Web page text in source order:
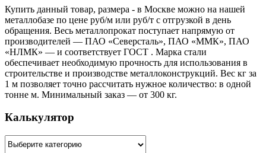
Купить данный товар, размера - в Москве можно на нашей
металлобазе по цене руб/м или руб/т с отгрузкой в день
обращения. Весь металлопрокат поступает напрямую от
производителей — ПАО «Северсталь», ПАО «ММК», ПАО
«НЛМК» — и соответствует ГОСТ . Марка стали
обеспечивает необходимую прочность для использования в
строительстве и производстве металлоконструкций. Вес кг за
1 м позволяет точно рассчитать нужное количество: в одной
тонне м. Минимальный заказ — от 300 кг.
Калькулятор